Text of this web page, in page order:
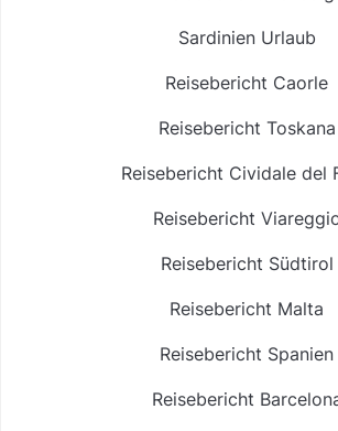
Sardinien Urlaub
Reisebericht Caorle
Reisebericht Toskana
Reisebericht Cividale del
Reisebericht
Reisebericht Südtirol
Reisebericht Malta
Reisebericht Spanien
Reisebericht